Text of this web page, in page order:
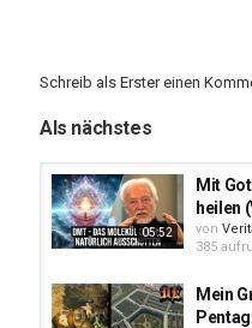
Kategorien
Spirituelles
Schreib als Erster einen
Als nächstes
05:52
Mit
heilen
von
385
Mein